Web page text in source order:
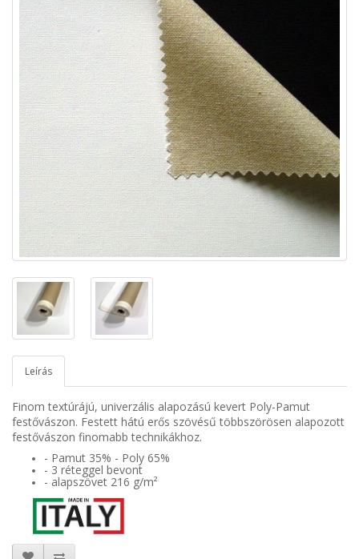
Leírás
Finom textúrájú, univerzális alapozású kevert Poly-Pamut
festővászon. Festett hátú erős szövésű többszörösen alapozott
festővászon finomabb technikákhoz.
- Pamut 35% - Poly 65%
- 3 réteggel bevont
- alapszövet 216 g/m²